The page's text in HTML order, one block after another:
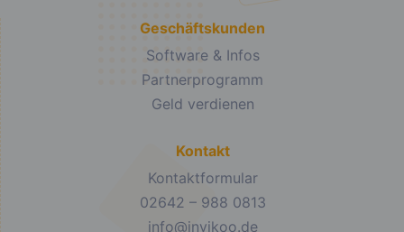
Geschäftskunden
Software & Infos
Partnerprogramm
Geld verdienen
Kontakt
Kontaktformular
02642 – 988 0813
info@invikoo.de